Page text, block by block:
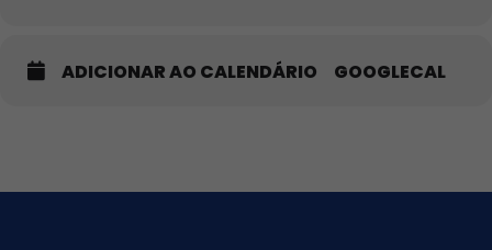
ADICIONAR AO CALENDÁRIO GOOGLECAL